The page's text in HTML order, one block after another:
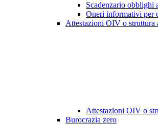
Scadenzario obblighi
Oneri informativi per
Attestazioni OIV o struttura
Attestazioni OIV o
Burocrazia zero